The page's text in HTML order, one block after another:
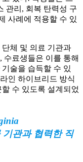
관리, 회복 탄력성 구
사례에 적용할 수 있
체 및 의료 기관과
수료생들은 이를 통해
술을 습득할 수 있
인 하이브리드 방식
수 있도록 설계되었
기관과 협력한 직